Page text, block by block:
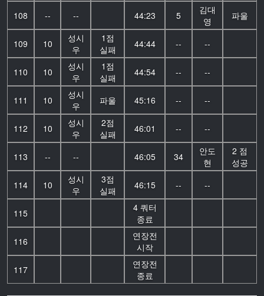
108 -- -- 44:23 5
김대
영
파울
109 10
성시
우
1점
실패
44:44 -- --
110 10
성시
우
1점
실패
44:54 -- --
111 10
성시
우
파울 45:16 -- --
112 10
성시
우
2점
실패
46:01 -- --
113 -- -- 46:05 34
안도
현
2 점
성공
114
10
성시
우
3점
실패
46:15 -- --
115
4 쿼터
종료
116
연장전
시작
117
연장전
종료